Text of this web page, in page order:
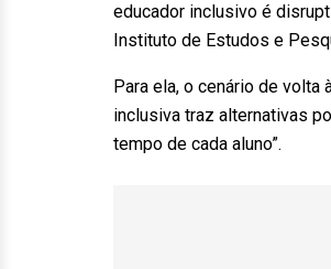
educador inclusivo é
Instituto de Estudos e
Para ela, o cenário de
inclusiva traz alternativas
tempo de cada aluno”.